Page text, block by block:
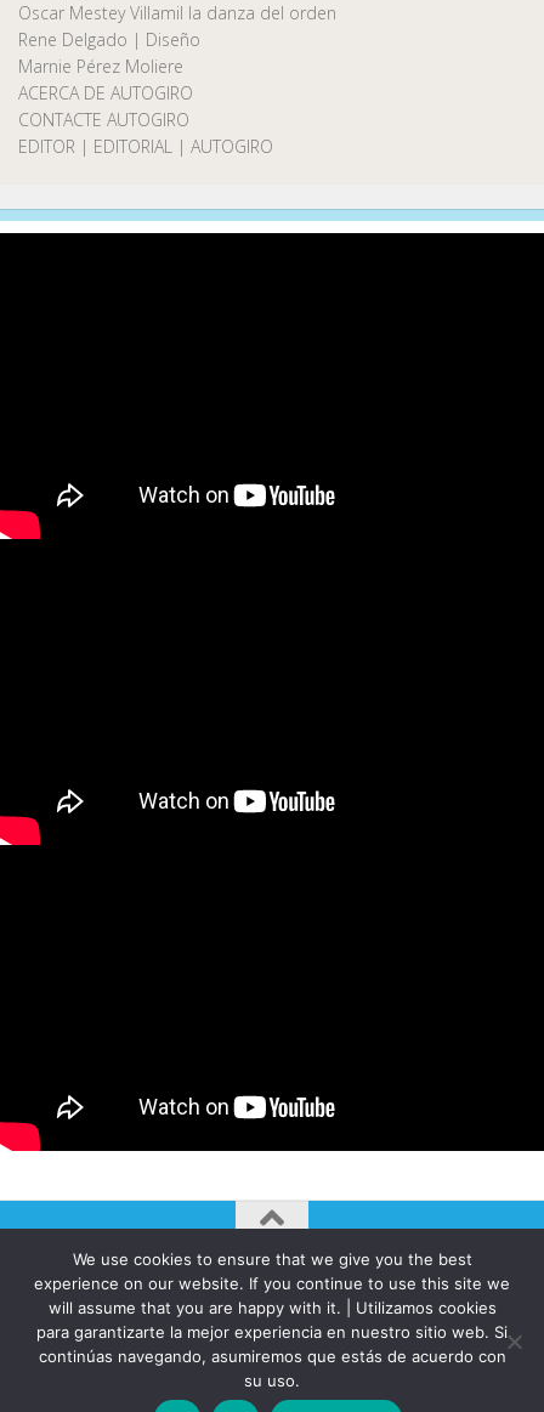
Oscar Mestey Villamil la danza del orden
Rene Delgado | Diseño
Marnie Pérez Moliere
ACERCA DE AUTOGIRO
CONTACTE AUTOGIRO
EDITOR | EDITORIAL | AUTOGIRO
AUTOGIRO/el giro del arte actual © JAVIER MARTINEZ 2026. All
Rights Reserved.
Funciona con - Diseñado con elTema Hueman
We use cookies to ensure that we give you the best
experience on our website. If you continue to use this site we
will assume that you are happy with it. | Utilizamos cookies
para garantizarte la mejor experiencia en nuestro sitio web. Si
continúas navegando, asumiremos que estás de acuerdo con
su uso.